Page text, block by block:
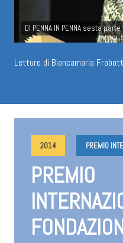
DI PENNA IN PENNA sesta parte
Letture di Biancamaria
2014 PREMIO
PREMIO